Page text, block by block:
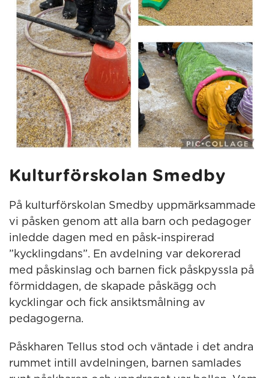
Kulturförskolan Smedby
På kulturförskolan Smedby uppmärksammade
vi påsken genom att alla barn och pedagoger
inledde dagen med en påsk-inspirerad
”kycklingdans”. En avdelning var dekorerad
med påskinslag och barnen fick påskpyssla på
förmiddagen, de skapade påskägg och
kycklingar och fick ansiktsmålning av
pedagogerna.
Påskharen Tellus stod och väntade i det andra
rummet intill avdelningen, barnen samlades